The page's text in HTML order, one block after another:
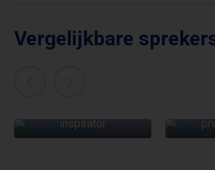
Vergelijkbare
inspirator